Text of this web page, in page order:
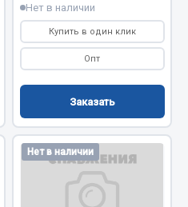
ещё
Нет в наличии
Купить в один клик
Опт
Заказать
Нет в наличии